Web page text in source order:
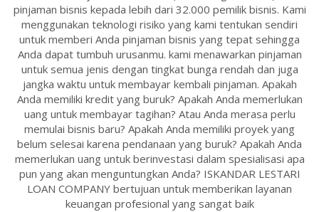
pinjaman bisnis kepada lebih dari 32.000 pemilik bisnis. Kami
menggunakan teknologi risiko yang kami tentukan sendiri
untuk memberi Anda pinjaman bisnis yang tepat sehingga
Anda dapat tumbuh urusanmu. kami menawarkan pinjaman
untuk semua jenis dengan tingkat bunga rendah dan juga
jangka waktu untuk membayar kembali pinjaman. Apakah
Anda memiliki kredit yang buruk? Apakah Anda memerlukan
uang untuk membayar tagihan? Atau Anda merasa perlu
memulai bisnis baru? Apakah Anda memiliki proyek yang
belum selesai karena pendanaan yang buruk? Apakah Anda
memerlukan uang untuk berinvestasi dalam spesialisasi apa
pun yang akan menguntungkan Anda? ISKANDAR LESTARI
LOAN COMPANY bertujuan untuk memberikan layanan
keuangan profesional yang sangat baik